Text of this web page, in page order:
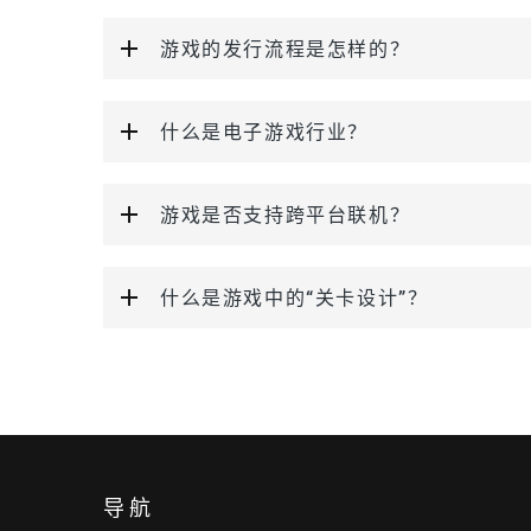
游戏的发行流程是怎样的？
什么是电子游戏行业？
游戏是否支持跨平台联机？
什么是游戏中的“关卡设计”？
导航